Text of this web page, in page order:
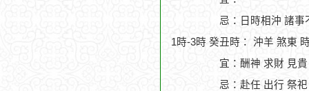
忌：日時相沖 諸事
1時-3時 癸丑時： 沖羊 煞東
宜：酬神 求財 見
忌：赴任 出行 祭